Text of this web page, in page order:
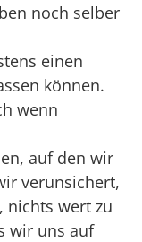
noch selber
einen
können.
wenn
auf den wir
verunsichert,
nichts wert zu
wir uns auf